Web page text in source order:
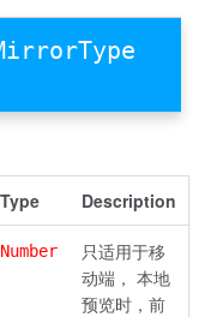
Type Description
Number
只适用于移
动端， 本地
预览时，前